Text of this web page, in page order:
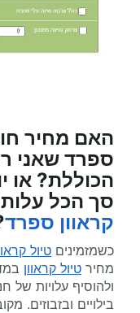
האם מחיר
ספרד שאני
הכוללת? או
סך הכל
קראוון ספרד
כשמזמינים טיול
מחיר טיול קראוון
ולהוסיף עלויות של
בילויים ובזבוזים.